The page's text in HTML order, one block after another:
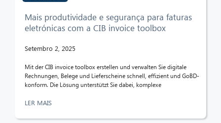
Mais produtividade e segurança para faturas
eletrónicas com a CIB invoice toolbox
Setembro 2, 2025
Mit der CIB invoice toolbox erstellen und verwalten Sie digitale
Rechnungen, Belege und Lieferscheine schnell, effizient und GoBD-
konform. Die Lösung unterstützt Sie dabei, komplexe
LER MAIS